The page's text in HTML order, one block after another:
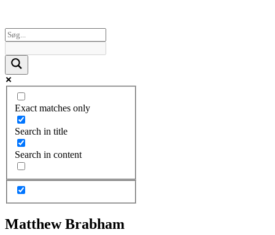
Exact matches only
Search in title
Search in content
Matthew Brabham